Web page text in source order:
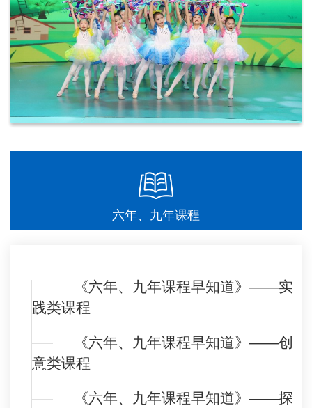
六年、九年课程
《六年、九年课程早知道》——实
践类课程
《六年、九年课程早知道》——创
意类课程
《六年、九年课程早知道》——探